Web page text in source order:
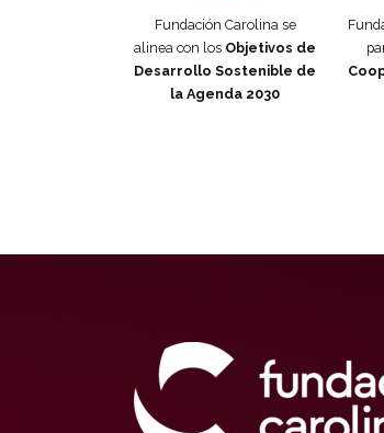
Fundación Carolina se
alinea con los Objetivos de
Desarrollo Sostenible de
la Agenda 2030